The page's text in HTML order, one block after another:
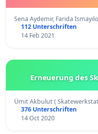
Sena Aydemir, Farida
112 Unterschriften
14 Feb 2021
Erneuerung des
Ümit Akbulut (
376 Unterschriften
14 Oct 2020